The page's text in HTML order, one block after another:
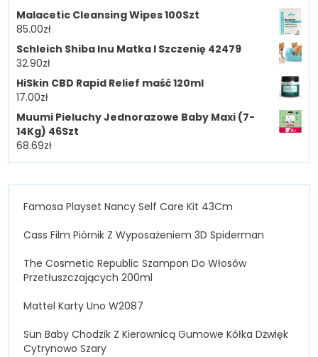
Malacetic Cleansing Wipes 100Szt
85.00zł
Schleich Shiba Inu Matka I Szczenię 42479
32.90zł
HiSkin CBD Rapid Relief maść 120ml
17.00zł
Muumi Pieluchy Jednorazowe Baby Maxi (7-
14Kg) 46Szt
68.69zł
Famosa Playset Nancy Self Care Kit 43Cm
Cass Film Piórnik Z Wyposażeniem 3D Spiderman
The Cosmetic Republic Szampon Do Włosów
Przetłuszczających 200ml
Mattel Karty Uno W2087
Sun Baby Chodzik Z Kierownicą Gumowe Kółka Dżwięk
Cytrynowo Szary